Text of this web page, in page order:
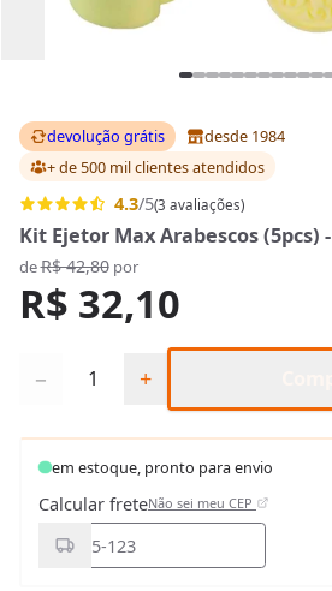
devolução grátis
desde 1984
+ de 500 mil clientesatendidos
4.3/5(3 avaliações)
Kit Ejetor Max Arabescos (5pcs)
deR$ 42,80por
R$ 32,10
− +
em estoque, pronto para envio
Calcular freteNão sei meu CEP